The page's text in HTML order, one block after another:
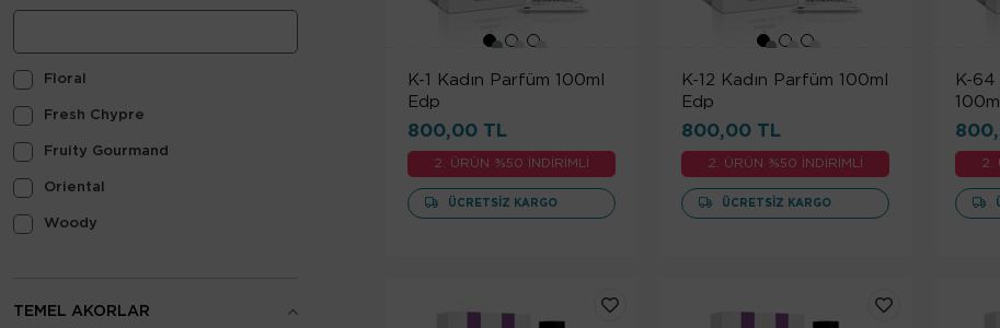
Floral
Fresh Chypre
Fruity Gourmand
Oriental
Woody
TEMEL AKORLAR
K-1 Kadın Parfüm 100ml
Edp
800,00 TL
2. ÜRÜN %50 İNDİRİMLİ
ÜCRETSIZ KARGO
K-12 Kadın Parfüm 100ml
Edp
800,00 TL
2. ÜRÜN %50 İNDİRİMLİ
ÜCRETSIZ KARGO
K-64
2.